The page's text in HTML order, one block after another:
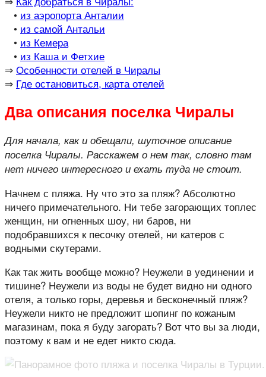
• из аэропорта Анталии
• из самой Антальи
• из Кемера
• из Каша и Фетхие
⇒ Особенности отелей в Чиралы
⇒ Где остановиться, карта отелей
Два описания поселка Чиралы
Для начала, как и обещали, шуточное описание
поселка Чиралы. Расскажем о нем так, словно там
нет ничего интересного и ехать туда не стоит.
Начнем с пляжа. Ну что это за пляж? Абсолютно
ничего примечательного. Ни тебе загорающих топлес
женщин, ни огненных шоу, ни баров, ни
подобравшихся к песочку отелей, ни катеров с
водными скутерами.
Как так жить вообще можно? Неужели в уединении и
тишине? Неужели из воды не будет видно ни одного
отеля, а только горы, деревья и бесконечный пляж?
Неужели никто не предложит шопинг по кожаным
магазинам, пока я буду загорать? Вот что вы за люди,
поэтому к вам и не едет никто сюда.